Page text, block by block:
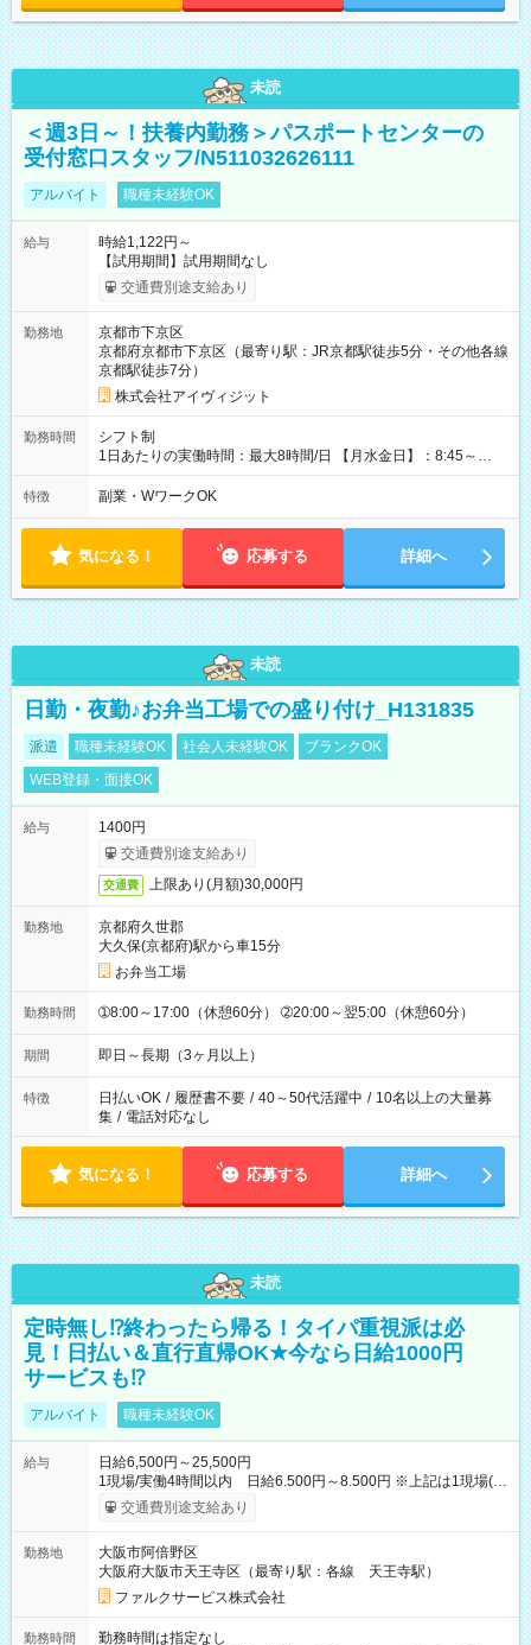
未読
＜週3日～！扶養内勤務＞パスポートセンターの
受付窓口スタッフ/N511032626111
アルバイト 職種未経験OK
給与
時給1,122円～
【試用期間】試用期間なし
交通費別途支給あり
勤務地
京都市下京区
京都府京都市下京区（最寄り駅：JR京都駅徒歩5分・その他各線
京都駅徒歩7分）
株式会社アイヴィジット
勤務時間
シフト制
1日あたりの実働時間：最大8時間/日 【月水金日】：8:45～
16:30 【火木】：8:45～19:00 週3日～OK、シフト制 ※扶養内
勤務OK ※月1回～2回程度、日曜日出勤をお願いします。 ※時間
ん。
特徴 副業・WワークOK
気になる！ 応募する 詳細へ
未読
日勤・夜勤♪お弁当工場での盛り付け_H131835
派遣 職種未経験OK 社会人未経験OK
ブランクOK
WEB登録・面接OK
給与
1400円
交通費別途支給あり
交通費 上限あり(月額)30,000円
勤務地
京都府久世郡
大久保(京都府)駅から車15分
お弁当工場
勤務時間 ➀8:00～17:00（休憩60分） ➁20:00～翌5:00（休憩60分）
期間 即日～長期（3ヶ月以上）
特徴 日払いOK / 履歴書不要 / 40～50代活躍中 / 10名以上の大量募
集 / 電話対応なし
気になる！ 応募する 詳細へ
未読
定時無し⁉終わったら帰る！タイパ重視派は必
見！日払い＆直行直帰OK★今なら日給1000円
サービスも⁉
アルバイト 職種未経験OK
給与
日給6,500円～25,500円
1現場/実働4時間以内 日給6.500円～8.500円 ※上記は1現場(実
働4時間以内)あたりの給与です ※基本は1日あたり2現場(実働8
時間以内)をお任せします。その場合の支給額は日給1,3000円で
～」ですが、今なら初出勤をした人は採用祝いで【日給+1.000
円】のボーナスが！★（その他待遇に変更ありません） 現場に
よっては早く終わることもあり！ その場合も給与金額は変わり
ません！ ≪給与例≫ ・週1日勤務 ㈪～㈮は本業のため㈯のみ
1現場/6.500×2現場＝日給13.000円×4日 ＝月給52.000円 ・週6
交通費別途支給あり
勤務地
大阪市阿倍野区
大阪府大阪市天王寺区（最寄り駅：各線 天王寺駅）
ファルクサービス株式会社
勤務時間
勤務時間は指定なし